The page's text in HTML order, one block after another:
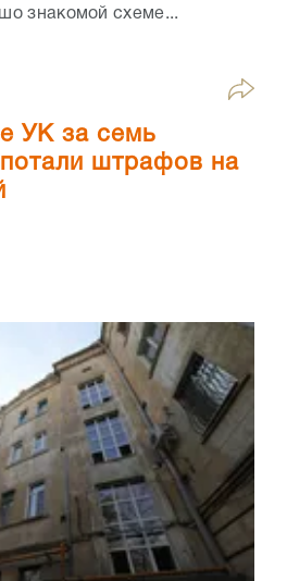
знакомой схеме...
УК за семь
штрафов на